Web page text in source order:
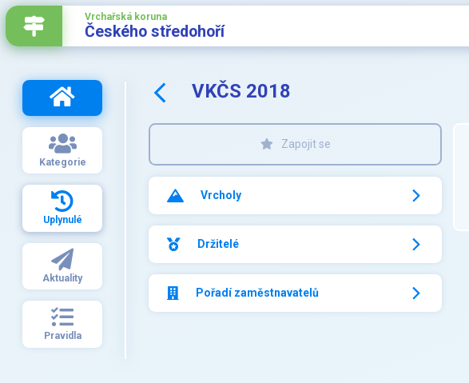
Vrchařská koruna
Českého středohoří
Kategorie
Uplynulé
Aktuality
Pravidla
VKČS 2018
Zapojit se
Vrcholy
Držitelé
Pořadí zaměstnavatelů